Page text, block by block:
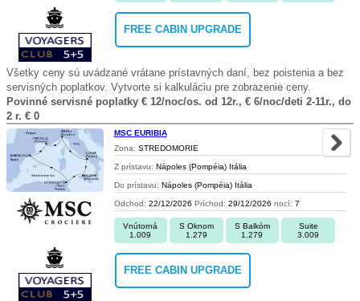
FREE CABIN UPGRADE
Všetky ceny sú uvádzané vrátane prístavných daní, bez poistenia a bez
servisných poplatkov. Vytvorte si kalkuláciu pre zobrazenie ceny.
Povinné servisné poplatky € 12/noc/os. od 12r., € 6/noc/deti 2-11r., do
2 r. € 0
MSC EURIBIA
Zona: STREDOMORIE
Z prístavu: Nápoles (Pompéia) Itália
Do prístavu: Nápoles (Pompéia) Itália
Odchod: 22/12/2026 Príchod: 29/12/2026 nocí: 7
Vnútorná
1.009
S Oknom
1.279
S Balkóm
1.279
Suite
3.009
FREE CABIN UPGRADE